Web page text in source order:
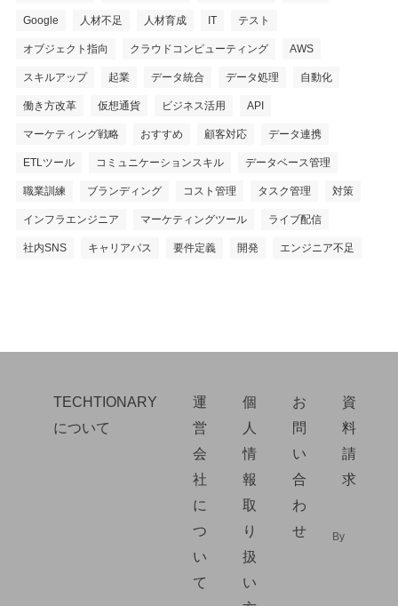
Google 人材不足 人材育成 IT テスト
オブジェクト指向 クラウドコンピューティング AWS
スキルアップ 起業 データ統合 データ処理 自動化
働き方改革 仮想通貨 ビジネス活用 API
マーケティング戦略 おすすめ 顧客対応 データ連携
ETLツール コミュニケーションスキル データベース管理
職業訓練 ブランディング コスト管理 タスク管理 対策
インフラエンジニア マーケティングツール ライブ配信
社内SNS キャリアパス 要件定義 開発 エンジニア不足
TECHTIONARY
について
運
営
会
社
に
つ
い
て
個
人
情
報
取
り
扱
い
お
問
い
合
わ
せ
資
料
請
求
By